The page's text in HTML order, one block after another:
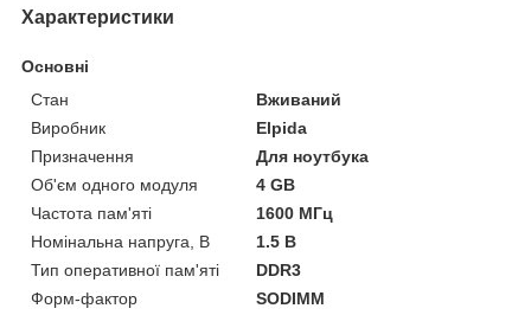
Характеристики
Основні
Стан
Вживаний
Виробник
Elpida
Призначення
Для ноутбука
Об'єм одного модуля
4 GB
Частота пам'яті
1600 МГц
Номінальна напруга, В
1.5 В
Тип оперативної пам'яті
DDR3
Форм-фактор
SODIMM